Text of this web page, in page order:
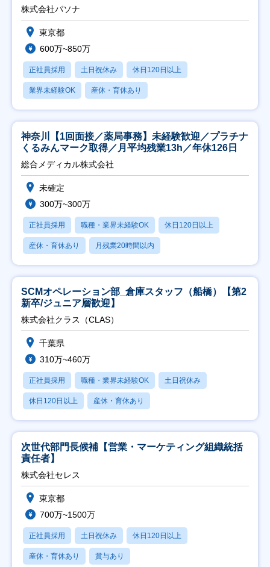
株式会社パソナ
東京都
600万~850万
正社員採用 土日祝休み 休日120日以上
業界未経験OK 産休・育休あり
神奈川【1回面接／薬局事務】未経験歓迎／プラチナ
くるみんマーク取得／月平均残業13h／年休126日
総合メディカル株式会社
未確定
300万~300万
正社員採用 職種・業界未経験OK 休日120日以上
産休・育休あり 月残業20時間以内
SCMオペレーション部_倉庫スタッフ（船橋）【第2
新卒/ジュニア層歓迎】
株式会社クラス（CLAS）
千葉県
310万~460万
正社員採用 職種・業界未経験OK 土日祝休み
休日120日以上 産休・育休あり
次世代部門長候補【営業・マーケティング組織統括
責任者】
株式会社セレス
東京都
700万~1500万
正社員採用 土日祝休み 休日120日以上
産休・育休あり 賞与あり